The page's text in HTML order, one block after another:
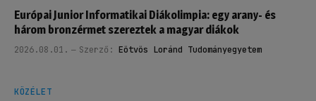
Európai Junior Informatikai Diákolimpia: egy arany- és
három bronzérmet szereztek a magyar diákok
2026.08.01. Szerző: Eötvös Loránd Tudományegyetem
KÖZÉLET